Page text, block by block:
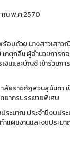
าณ พ.ศ.2570
มด้วย นางสาวเสาว
ตุกลิ่น ผู้อำนวยการ
นและบัญชี เข้าร่วมก
ราชภัฏสวนสุนันทา เ
ยากรบรรยายพิเศษ
ประมาณ ประจำปีงบป
แผนงานและงบประม